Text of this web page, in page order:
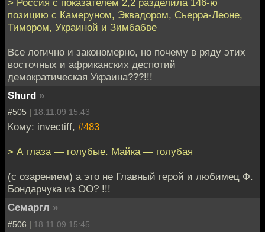
> Россия с показателем 2,2 разделила 146-ю
позицию с Камеруном, Эквадором, Сьерра-Леоне,
Тимором, Украиной и Зимбабве
Все логично и закономерно, но почему в ряду этих
восточных и африканских деспотий
демократическая Украина???!!!
Shurd »
#505 | 18.11.09 15:43
Кому: invectiff, #483
> А глаза — голубые. Майка — голубая
(с озарением) а это не Главный герой и любимец Ф.
Бондарчука из ОО? !!!
Семаргл »
#506 | 18.11.09 15:45